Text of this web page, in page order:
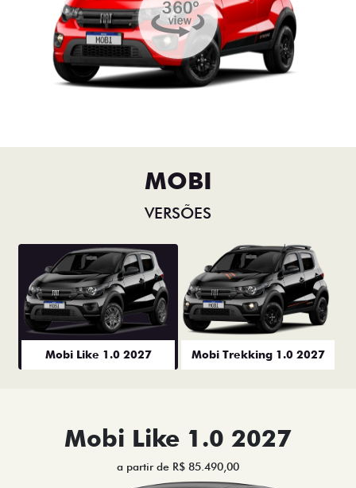
MOBI
VERSÕES
Mobi Like 1.0 2027 Mobi Trekking 1.0 2027
Mobi Like 1.0 2027
a partir de R$ 85.490,00